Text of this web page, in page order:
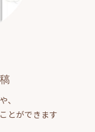
、
とができます